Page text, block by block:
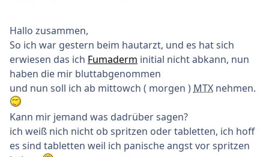
Hallo zusammen,
So ich war gestern beim hautarzt, und es hat sich
erwiesen das ich Fumaderm initial nicht abkann, nun
haben die mir bluttabgenommen
und nun soll ich ab mittowch ( morgen ) MTX nehmen.
Kann mir jemand was dadrüber sagen?
ich weiß nich nicht ob spritzen oder tabletten, ich hoff
es sind tabletten weil ich panische angst vor spritzen